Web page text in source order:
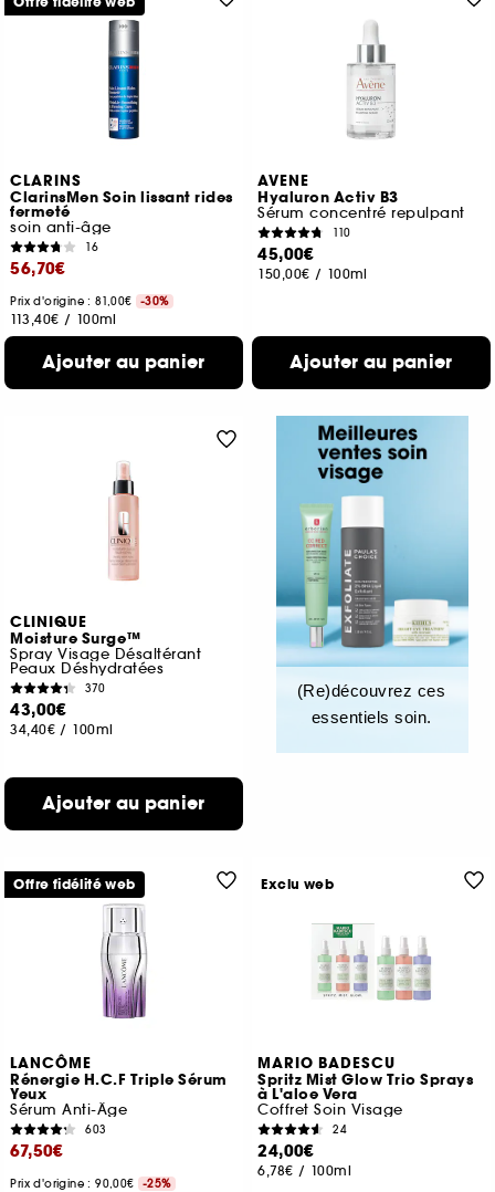
CLARINS
ClarinsMen Soin lissant rides
fermeté
soin anti-âge
16
56,70€
Prix d'origine : 81,00€ -30%
113,40€ / 100ml
Ajouter au panier
AVENE
Hyaluron Activ B3
Sérum concentré repulpant
110
45,00€
150,00€ / 100ml
Ajouter au panier
CLINIQUE
Moisture Surge™
Spray Visage Désaltérant
Peaux Déshydratées
370
43,00€
34,40€ / 100ml
Ajouter au panier
(Re)découvrez ces
essentiels soin.
LANCÔME
Rénergie H.C.F Triple Sérum
Yeux
Sérum Anti-Âge
603
67,50€
Prix d'origine : 90,00€ -25%
Offre fidélité web
MARIO BADESCU
Spritz Mist Glow Trio Sprays
à L'aloe Vera
Coffret Soin Visage
24
24,00€
6,78€ / 100ml
Exclu web